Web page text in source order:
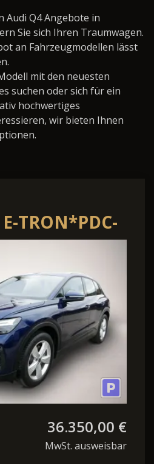
Audi Q4 Angebote in
Sie sich Ihren Traumwagen.
an Fahrzeugmodellen lässt
mit den neuesten
suchen oder sich für ein
hochwertiges
wir bieten Ihnen
TRON*PDC-
ZO
36.350,00 €
MwSt. ausweisbar